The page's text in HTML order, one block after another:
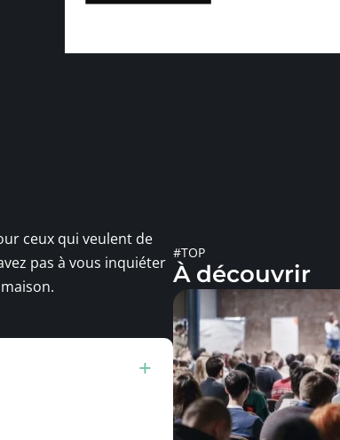
ceux qui veulent de
pas à vous inquiéter
#TOP
À découvrir